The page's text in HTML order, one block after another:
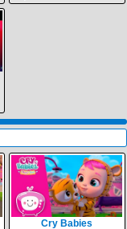
Cry Babies